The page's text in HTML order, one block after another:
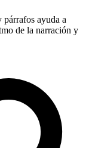
párrafos ayuda a
de la narración y